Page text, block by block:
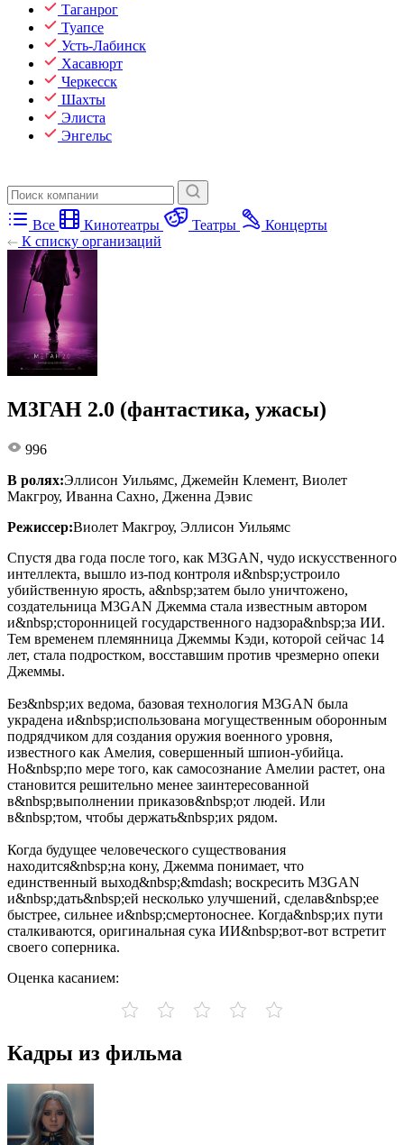
Таганрог
Туапсе
Усть-Лабинск
Хасавюрт
Черкесск
Шахты
Элиста
Энгельс
Все Кинотеатры Театры
Концерты
К списку организаций
М3ГАН 2.0 (фантастика, ужасы)
996
В ролях:Эллисон Уильямс, Джемейн Клемент, Виолет
Макгроу, Иванна Сахно, Дженна Дэвис
Режиссер:Виолет Макгроу, Эллисон Уильямс
Спустя два года после того, как M3GAN, чудо искусственного
интеллекта, вышло из-под контроля и&nbsp;устроило
убийственную ярость, а&nbsp;затем было уничтожено,
создательница M3GAN Джемма стала известным автором
и&nbsp;сторонницей государственного надзора&nbsp;за ИИ.
Тем временем племянница Джеммы Кэди, которой сейчас 14
лет, стала подростком, восставшим против чрезмерно опеки
Джеммы.
Без&nbsp;их ведома, базовая технология M3GAN была
украдена и&nbsp;использована могущественным оборонным
подрядчиком для создания оружия военного уровня,
известного как Амелия, совершенный шпион-убийца.
Но&nbsp;по мере того, как самосознание Амелии растет, она
становится решительно менее заинтересованной
в&nbsp;выполнении приказов&nbsp;от людей. Или
в&nbsp;том, чтобы держать&nbsp;их рядом.
Когда будущее человеческого существования
находится&nbsp;на кону, Джемма понимает, что
единственный выход&nbsp;&mdash; воскресить M3GAN
и&nbsp;дать&nbsp;ей несколько улучшений, сделав&nbsp;ее
быстрее, сильнее и&nbsp;смертоноснее. Когда&nbsp;их пути
сталкиваются, оригинальная сука ИИ&nbsp;вот-вот встретит
своего соперника.
Оценка касанием:
Кадры из фильма